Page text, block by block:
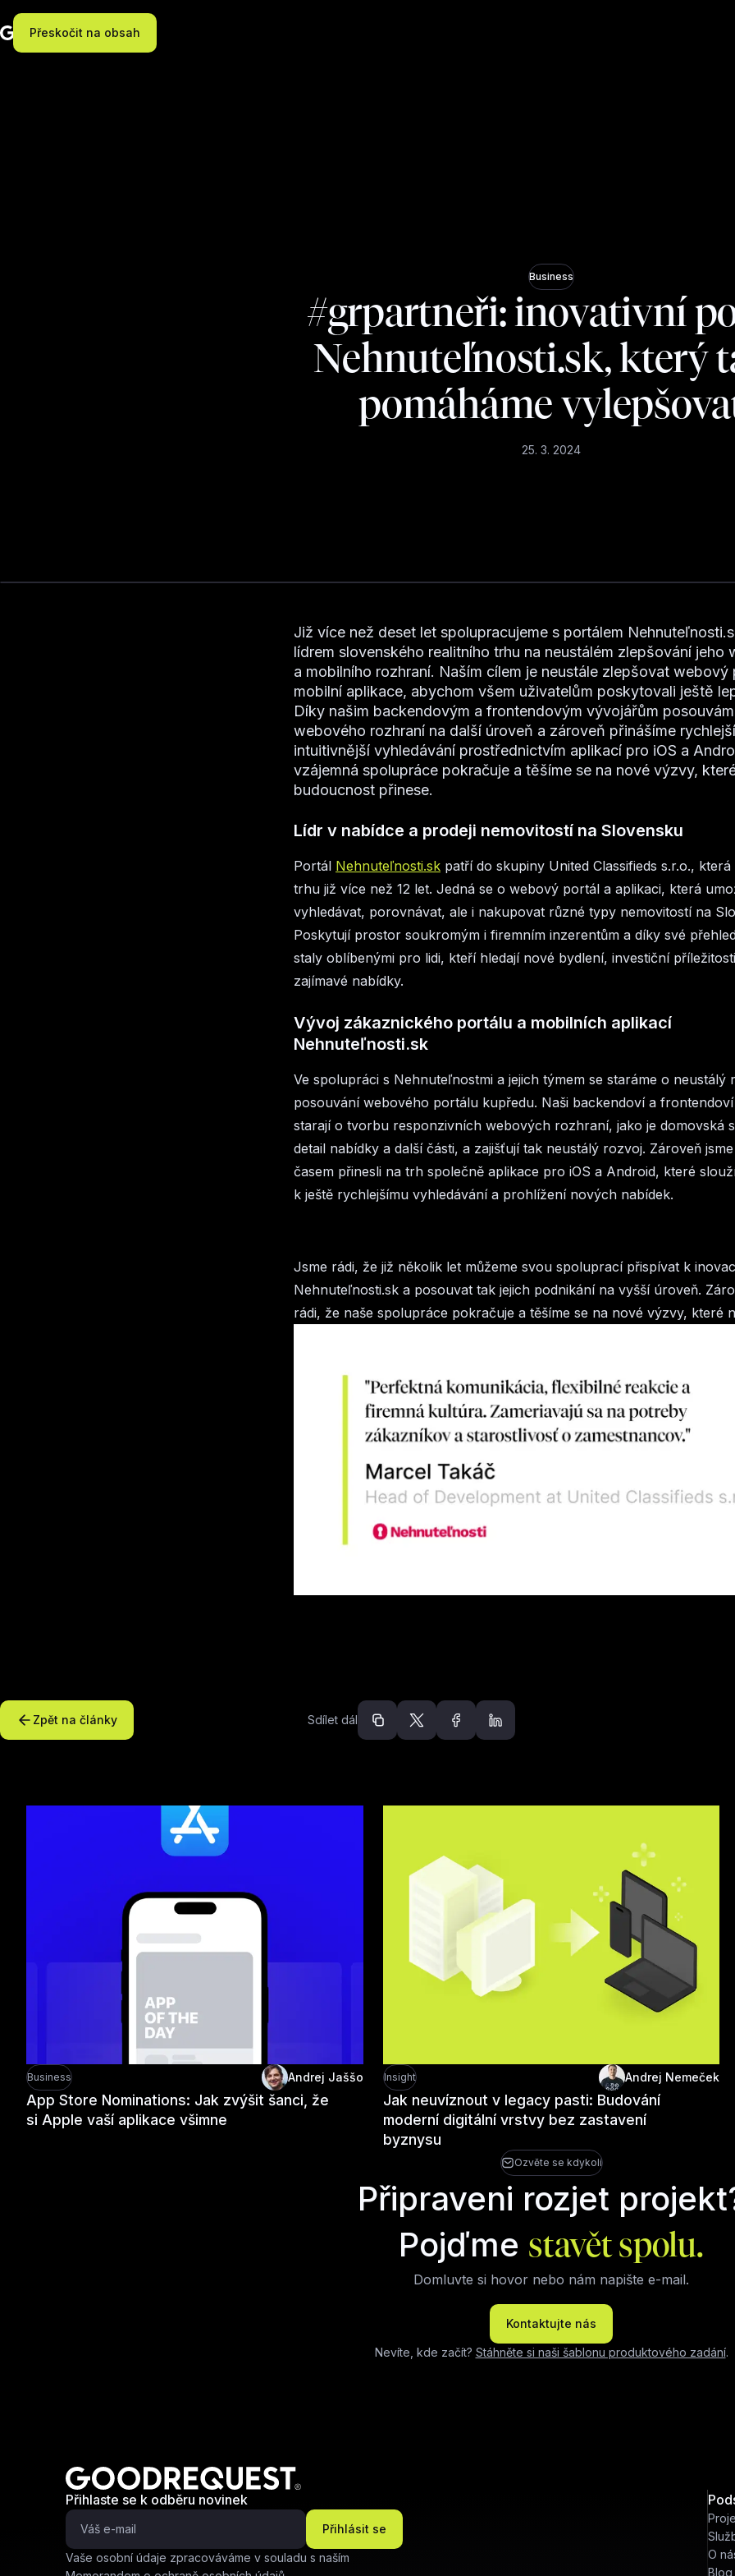
Přeskočit na obsah
Business
#grpartneři: inovativní
Nehnuteľnosti.sk, který
pomáháme
25. 3. 2024
Již více než deset let spolupracujeme s portálem
lídrem slovenského realitního trhu na neustálém zlepšování jeho
a mobilního rozhraní. Naším cílem je neustále zlepšovat webový
mobilní aplikace, abychom všem uživatelům poskytovali ještě
Díky našim backendovým a frontendovým vývojářům
webového rozhraní na další úroveň a zároveň přinášíme
intuitivnější vyhledávání prostřednictvím aplikací pro iOS a
vzájemná spolupráce pokračuje a těšíme se na nové výzvy,
budoucnost přinese.
Lídr v nabídce a prodeji nemovitostí na Slovensku
Portál Nehnuteľnosti.sk patří do skupiny United Classifieds s.r.o.,
trhu již více než 12 let. Jedná se o webový portál a aplikaci, která
vyhledávat, porovnávat, ale i nakupovat různé typy nemovitostí na
Poskytují prostor soukromým i firemním inzerentům a díky své
staly oblíbenými pro lidi, kteří hledají nové bydlení, investiční
zajímavé nabídky.
Vývoj zákaznického portálu a mobilních aplikací
Nehnuteľnosti.sk
Ve spolupráci s Nehnuteľnostmi a jejich týmem se staráme o neustálý
posouvání webového portálu kupředu. Naši backendoví a
starají o tvorbu responzivních webových rozhraní, jako je domovská
detail nabídky a další části, a zajišťují tak neustálý rozvoj. Zároveň
časem přinesli na trh společně aplikace pro iOS a Android, které
k ještě rychlejšímu vyhledávání a prohlížení nových nabídek.
Jsme rádi, že již několik let můžeme svou spoluprací přispívat k
Nehnuteľnosti.sk a posouvat tak jejich podnikání na vyšší úroveň.
rádi, že naše spolupráce pokračuje a těšíme se na nové výzvy, které
Zpět na články Sdílet dál
Business Andrej Jaššo
App Store Nominations: Jak zvýšit šanci, že
si Apple vaší aplikace všimne
Insight Andrej Nemeček
Jak neuvíznout v legacy pasti: Budování
moderní digitální vrstvy bez zastavení
byznysu
Ozvěte se kdykoli
Připraveni rozjet
Pojďme stavět spolu.
Domluvte si hovor nebo nám napište e-mail.
Kontaktujte nás
Nevíte, kde začít? Stáhněte si naši šablonu produktového zadání.
Přihlaste se k odběru novinek
Přihlásit se
Vaše osobní údaje zpracováváme v souladu s naším
O
Blog